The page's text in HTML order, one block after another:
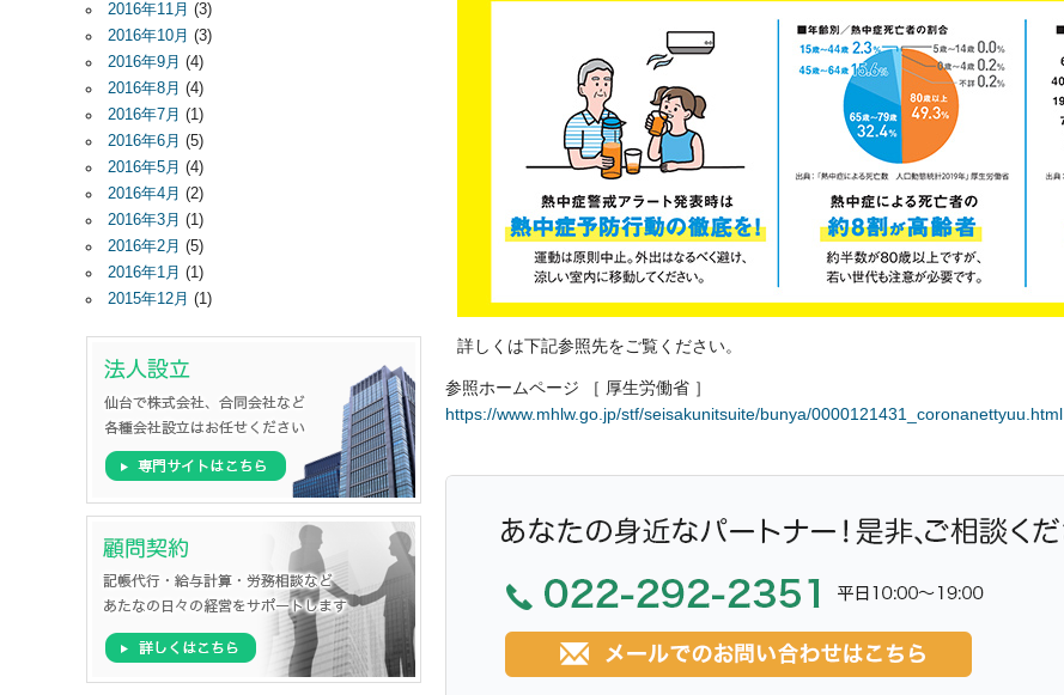
詳しくは下記参照先をご覧ください。
参照ホームページ ［ 厚生労働省 ］
https://www.mhlw.go.jp/stf/seisakunitsuite/bunya/0000121431_coronanettyuu.html
2016年11月 (3)
2016年10月 (3)
2016年9月 (4)
2016年8月 (4)
2016年7月 (1)
2016年6月 (5)
2016年5月 (4)
2016年4月 (2)
2016年3月 (1)
2016年2月 (5)
2016年1月 (1)
2015年12月 (1)